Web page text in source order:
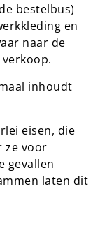
bestelbus)
en
naar de
inhoudt
eisen, die
ze voor
gevallen
laten dit